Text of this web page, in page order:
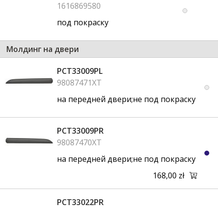
1616869580
под покраску
Молдинг на двери
PCT33009PL
98087471XT
на передней двери;не под покраску
PCT33009PR
98087470XT
на передней двери;не под покраску
168,00 zł
PCT33022PR